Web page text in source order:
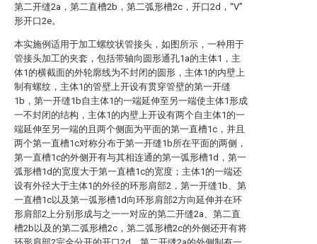
第二开缝2a，第二直槽2b，第二弧形槽2c，开口2d，“V”
形开口2e。
本实施例适用于加工螺纹状管接头，如图所示，一种用于
管接头加工的夹套，包括带轴向圆形通孔1a的主体1，主
体1的横截面的外轮廓线为不封闭的圆形，主体1的内壁上
制有螺纹，主体1的管壁上开设有贯穿管壁的第一开缝
1b，第一开缝1b自主体1的一端延伸至另一端使主体1形成
一不封闭的结构，主体1的内壁上开设有两个自主体1的一
端延伸至另一端的且两个侧面为平面的第一直槽1c，并且
两个第一直槽1c对称分布于第一开缝1b所在平面的两侧，
第一直槽1c的外侧开有与其相连通的第一弧形槽1d，第一
弧形槽1d的宽度大于第一直槽1c的宽度；主体1的一端还
设有外径大于主体1的外径的环形肩部2，第一开缝1b、第
一直槽1c以及第一弧形槽1d向环形肩部2方向延伸并在环
形肩部2上分别形成与之一一对应的第二开缝2a、第二直
槽2b以及的第二弧形槽2c，第二弧形槽2c的外侧还开有将